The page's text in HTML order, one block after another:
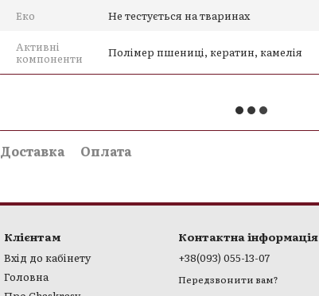
Еко Не тестується на тваринах
Активні
компоненти Полімер пшениці, кератин, камелія
Доставка Оплата
Клієнтам
Вхід до кабінету
Головна
Контактна інформація
+38(093) 055-13-07
Передзвонити вам?